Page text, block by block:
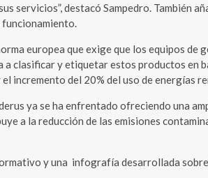
servicios”, destacó Sampedro. También
europea que exige que los equipos
clasificar y etiquetar estos productos en
incremento del 20% del uso de energías
ya se ha enfrentado ofreciendo una
a la reducción de las emisiones
y una infografía desarrollada sobre